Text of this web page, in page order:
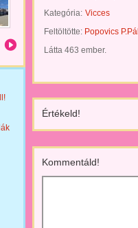
Kategória: Vicces
Feltöltötte: Popovics P.Pál
Látta 463 ember.
Értékeld!
Kommentáld!